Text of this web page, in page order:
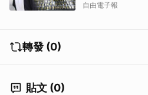
自由電子報
轉發 (0)
貼文 (0)